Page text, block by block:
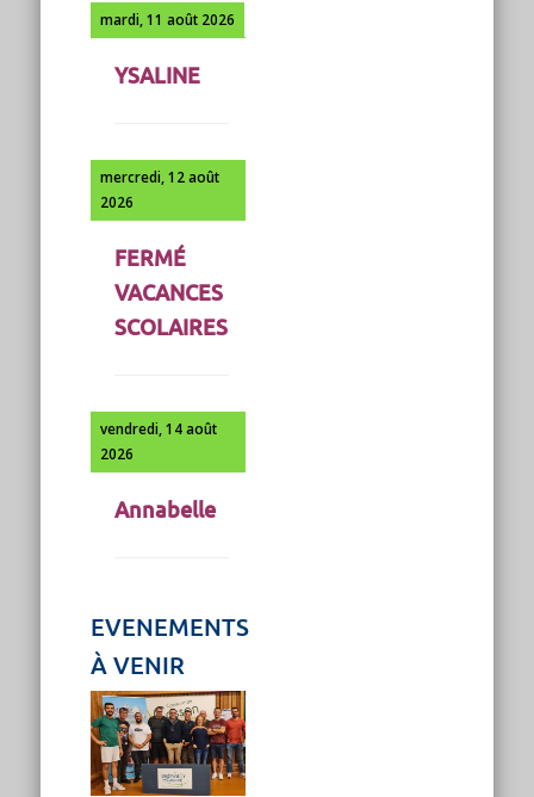
mardi, 11 août 2026
YSALINE
mercredi, 12 août
2026
FERMÉ
VACANCES
SCOLAIRES
vendredi, 14 août
2026
Annabelle
EVENEMENTS
À VENIR